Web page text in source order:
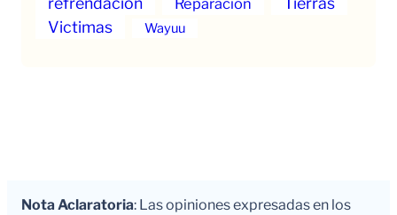
Victimas
Wayuu
Nota Aclaratoria: Las opiniones expresadas en los